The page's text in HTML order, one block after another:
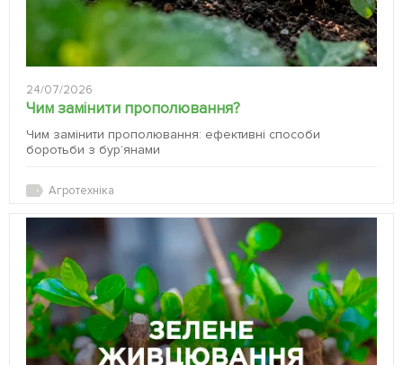
24/07/2026
Чим замінити прополювання?
Чим замінити прополювання: ефективні способи
боротьби з бур’янами
Агротехніка